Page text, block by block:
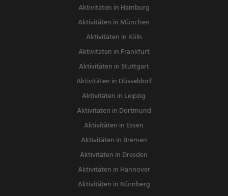
Aktivitäten in Hamburg
Aktivitäten in München
Aktivitäten in Köln
Aktivitäten in Frankfurt
Aktivitäten in Stuttgart
Aktivitäten in Düsseldorf
Aktivitäten in Leipzig
Aktivitäten in Dortmund
Aktivitäten in Essen
Aktivitäten in Bremen
Aktivitäten in Dresden
Aktivitäten in Hannover
Aktivitäten in Nürnberg